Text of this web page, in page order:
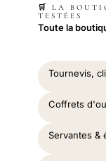
🛒 LA
TESTÉES
Toute la
Tournevis,
Coffrets
Servantes &